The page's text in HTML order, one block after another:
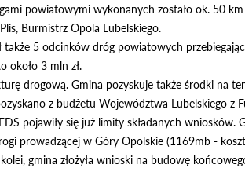
powiatowymi wykonanych zostało ok. 50
Burmistrz Opola Lubelskiego.
także 5 odcinków dróg powiatowych
około 3 mln zł.
drogową. Gmina pozyskuje także środki na
z budżetu Województwa Lubelskiego z
pojawiły się już limity składanych wniosków.
prowadzącej w Góry Opolskie (1169mb -
gmina złożyła wnioski na budowę